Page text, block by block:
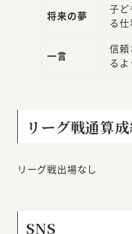
将来の夢
子
る
一言
信
るよ
リーグ戦通算
リーグ戦出場なし
SNS